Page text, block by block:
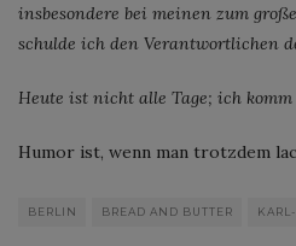
insbesondere bei meinen zum
schulde ich den Verantwortlichen
Heute ist nicht alle Tage; ich komm
Humor ist, wenn man trotzdem
BERLIN BREAD AND BUTTER